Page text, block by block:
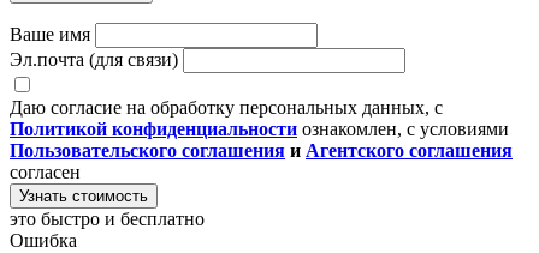
Ваше имя
Эл.почта (для связи)
Даю согласие на обработку персональных данных, с
Политикой конфиденциальности ознакомлен, с условиями
Пользовательского соглашения и Агентского соглашения
согласен
Узнать стоимость
это быстро и бесплатно
Ошибка